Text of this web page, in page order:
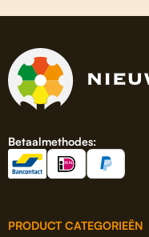
Betaalmethodes:
PRODUCT CATEGORIEËN